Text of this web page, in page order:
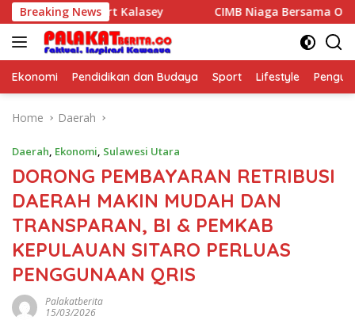
Skip
to
content
Breaking News
Resort Kalasey CIMB Niaga Bersama OCTO
Ekonomi Pendidikan dan Budaya Sport Lifestyle
Home Daerah
Daerah, Ekonomi, Sulawesi Utara
DORONG PEMBAYARAN RETRIBUSI
DAERAH MAKIN MUDAH DAN
TRANSPARAN, BI & PEMKAB
KEPULAUAN SITARO PERLUAS
PENGGUNAAN QRIS
Palakatberita
15/03/2026